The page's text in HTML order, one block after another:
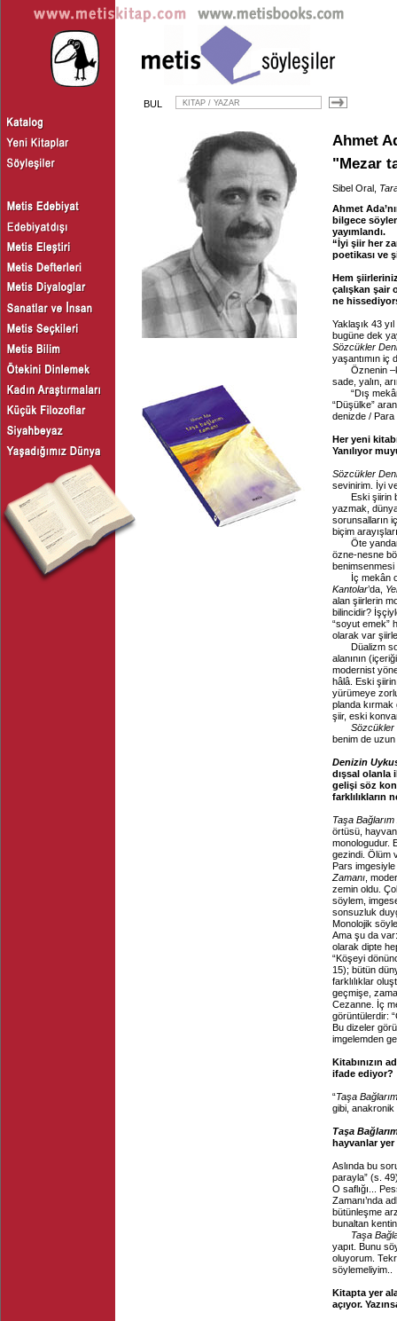
BUL
Ahmet
"Mezar
Sibel Oral,
Ahmet
bilgece
yayımlandı.
“İyi şiir her
poetikası ve
Hem
çalışkan şair
ne
Yaklaşık 43
bugüne dek
Sözcükler
yaşantımın iç
Öznenin –ki
sade, yalın,
“Dış
“Düşülke”
denizde / Para
Her yeni
Yanılıyor
Sözcükler
sevinirim. İyi
Eski şiirin
yazmak,
sorunsalların
biçim
Öte yandan,
özne-nesne
İç mekân
Kantolar’da,
alan şiirlerin
bilincidir?
“soyut emek”
olarak var
Düalizm
alanının
modernist
hâlâ. Eski
yürümeye
planda kırmak
şiir, eski
Sözcükler
benim de
Denizin
dışsal olanla
gelişi söz
farklılıkların
Taşa Bağlarım
örtüsü,
monologudur.
gezindi. Ölüm
Pars
Zamanı ,
zemin oldu.
söylem,
sonsuzluk
Monolojik
Ama şu da
olarak dipte
“Köşeyi
15); bütün
farklılıklar
geçmişe,
Cezanne. İç
görüntülerdir:
Bu dizeler
imgelemden
Kitabınızın
ifade ediyor?
“Taşa
gibi, anakronik
Taşa
hayvanlar
Aslında bu
parayla” (s.
O saflığı...
Zamanı’nda
bütünleşme
bunaltan
Taşa
yapıt. Bunu
oluyorum.
söylemeliyim..
Kitapta yer
açıyor.